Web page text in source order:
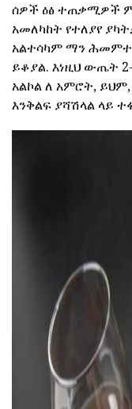
ሰዎች ዕፅ ተጠቃሚዎች
አመለካከት የተለያየ
አልተሳካም ማን
ይቆያል. እነዚህ ውጤት
አልኮል ለ አምሮት,
እንቅልፍ ያሻሽላል ላይ